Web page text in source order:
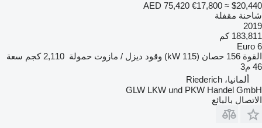
AED 75,420 €17,800 ≈ $20,440
شاحنة مقفلة
2019
183,811 كم
Euro 6
القوة 156 حصان (115 kW) وقود ديزل / مازوت حمولة 2,110 كجم
سعة
46 م3
ألمانيا، Riederich
GLW LKW und PKW Handel GmbH
الاتصال بالبائع